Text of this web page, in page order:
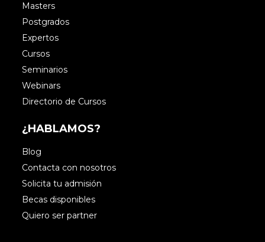
Masters
Postgrados
Expertos
Cursos
Seminarios
Webinars
Directorio de Cursos
¿HABLAMOS?
Blog
Contacta con nosotros
Solicita tu admisión
Becas disponibles
Quiero ser partner